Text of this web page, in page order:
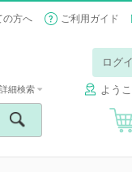
の方へ ご利用ガイド
ログ
よう
詳細検索